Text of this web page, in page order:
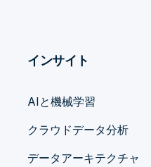
インサイト
AIと機械学習
クラウドデータ分析
データアーキテクチャ